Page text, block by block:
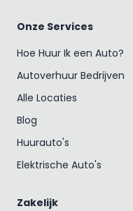
Onze Services
Hoe Huur Ik een Auto?
Autoverhuur Bedrijven
Alle Locaties
Blog
Huurauto's
Elektrische Auto's
Zakelijk